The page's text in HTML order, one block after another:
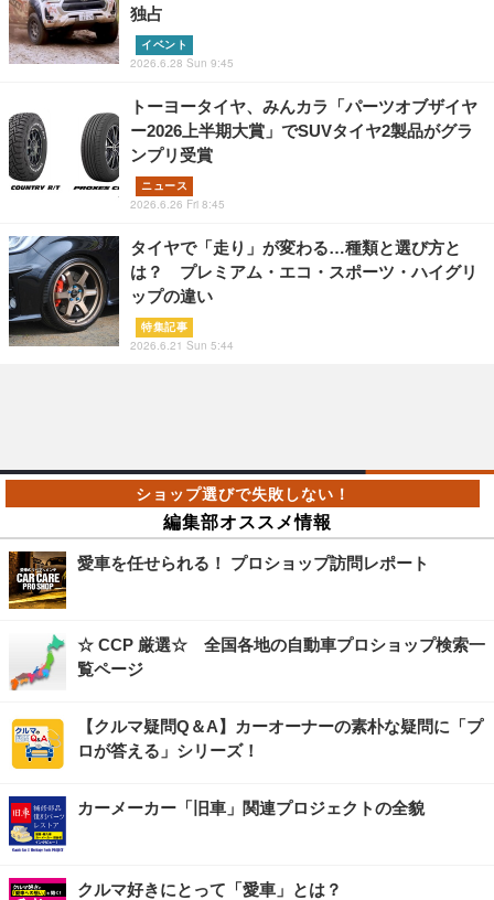
独占
イベント
2026.6.28 Sun 9:45
トーヨータイヤ、みんカラ「パーツオブザイヤ
ー2026上半期大賞」でSUVタイヤ2製品がグラ
ンプリ受賞
ニュース
2026.6.26 Fri 8:45
タイヤで「走り」が変わる…種類と選び方と
は？ プレミアム・エコ・スポーツ・ハイグリ
ップの違い
特集記事
2026.6.21 Sun 5:44
編集部オススメ情報
愛車を任せられる！ プロショップ訪問レポート
☆ CCP 厳選☆ 全国各地の自動車プロショップ検索一
覧ページ
【クルマ疑問Q＆A】カーオーナーの素朴な疑問に「プ
ロが答える」シリーズ！
カーメーカー「旧車」関連プロジェクトの全貌
クルマ好きにとって「愛車」とは？